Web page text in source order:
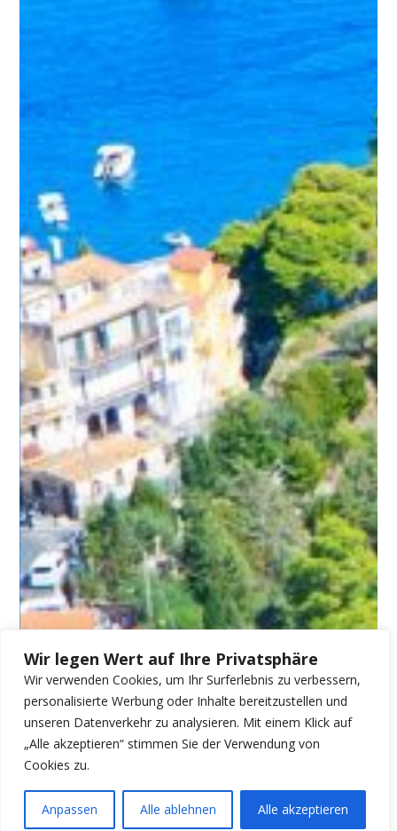
Wir legen Wert auf Ihre Privatsphäre
Wir verwenden Cookies, um Ihr Surferlebnis zu verbessern,
personalisierte Werbung oder Inhalte bereitzustellen und
unseren Datenverkehr zu analysieren. Mit einem Klick auf
„Alle akzeptieren“ stimmen Sie der Verwendung von
Cookies zu.
Anpassen Alle ablehnen Alle akzeptieren